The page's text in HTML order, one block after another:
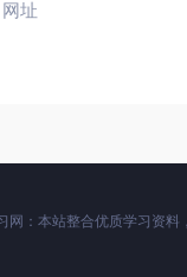
网址
网：本站整合优质学习资